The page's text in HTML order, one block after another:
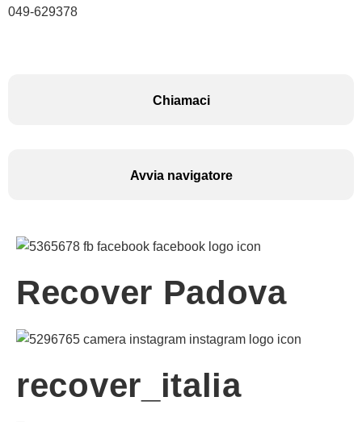
049-629378
Chiamaci
Avvia navigatore
Recover Padova
recover_italia